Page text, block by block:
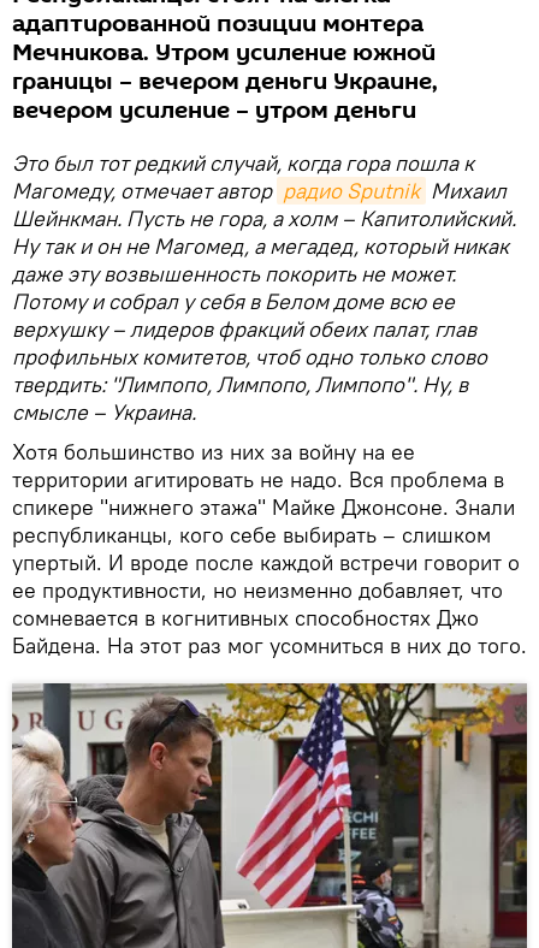
адаптированной позиции монтера
Мечникова. Утром усиление южной
границы – вечером деньги Украине,
вечером усиление – утром деньги
Это был тот редкий случай, когда гора пошла к
Магомеду, отмечает автор радио Sputnik Михаил
Шейнкман. Пусть не гора, а холм – Капитолийский.
Ну так и он не Магомед, а мегадед, который никак
даже эту возвышенность покорить не может.
Потому и собрал у себя в Белом доме всю ее
верхушку – лидеров фракций обеих палат, глав
профильных комитетов, чтоб одно только слово
твердить: "Лимпопо, Лимпопо, Лимпопо". Ну, в
смысле – Украина.
Хотя большинство из них за войну на ее
территории агитировать не надо. Вся проблема в
спикере "нижнего этажа" Майке Джонсоне. Знали
республиканцы, кого себе выбирать – слишком
упертый. И вроде после каждой встречи говорит о
ее продуктивности, но неизменно добавляет, что
сомневается в когнитивных способностях Джо
Байдена. На этот раз мог усомниться в них до того.